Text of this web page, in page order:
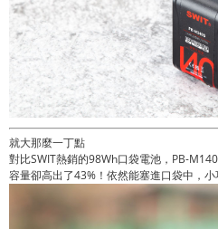
就大那麼一丁點
對比SWIT熱銷的98Wh口袋電池，PB-
容量卻高出了43%！依然能塞進口袋中，小